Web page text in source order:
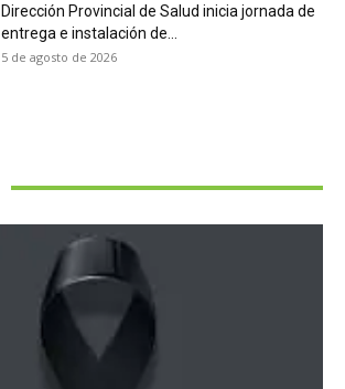
Dirección Provincial de Salud inicia jornada de
entrega e instalación de...
5 de agosto de 2026